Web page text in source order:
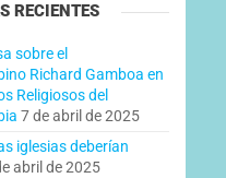
RECIENTES
sobre el
Richard Gamboa en
Religiosos del
7 de abril de 2025
iglesias deberían
abril de 2025